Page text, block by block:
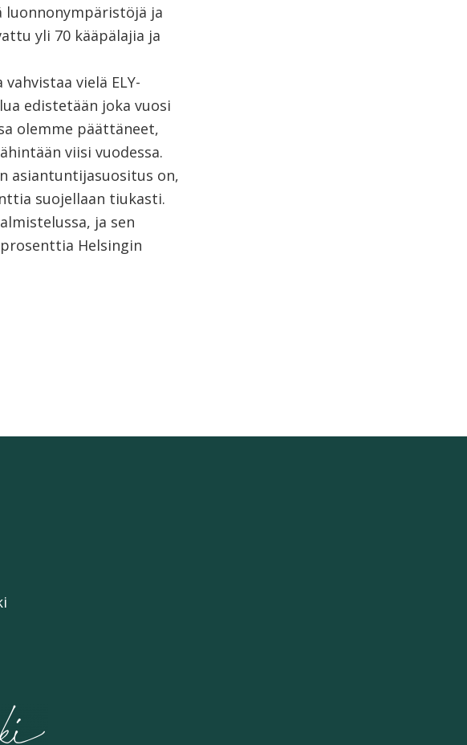
luonnonympäristöjä ja
yli 70 kääpälajia ja
vielä ELY-
edistetään joka vuosi
olemme päättäneet,
viisi vuodessa.
asiantuntijasuositus on,
suojellaan tiukasti.
ja sen
Helsingin